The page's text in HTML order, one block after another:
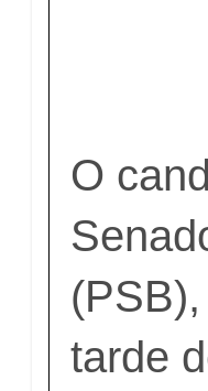
O
tarde